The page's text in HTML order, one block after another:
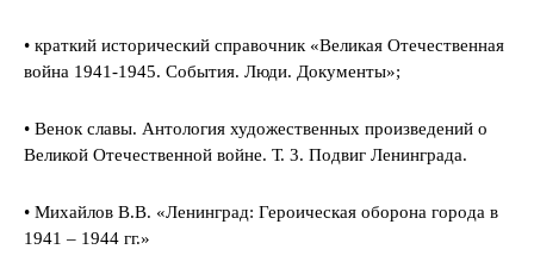
• краткий исторический справочник «Великая Отечественная
война 1941-1945. События. Люди. Документы»;
• Венок славы. Антология художественных произведений о
Великой Отечественной войне. Т. 3. Подвиг Ленинграда.
• Михайлов В.В. «Ленинград: Героическая оборона города в
1941 – 1944 гг.»